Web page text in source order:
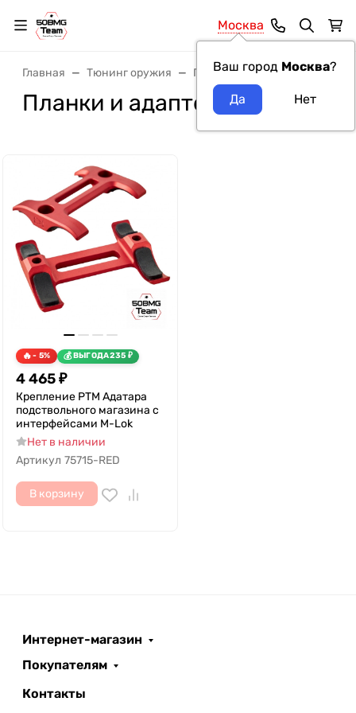
Москва
Ваш город Москва?
Главная Тюнинг оружия Планки и накладки
Планки и адаптеры РТМ
- 5% ВЫГОДА235 ₽
4 465₽
Крепление РТМ Адатара
подствольного магазина с
интерфейсами M-Lok
Нет в наличии
Артикул 75715-RED
В корзину
Интернет-магазин
Покупателям
Контакты